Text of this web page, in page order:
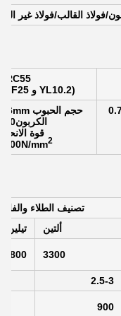
فولاذ القالب/فولاذ غير
(YL10.2 و WF25)
حجم الحبوب 0.6mm
الكربون10٪
قوة
mm2
تصنيف الطلاء
ألتين تيلين
3300
2800
2.5-3
900